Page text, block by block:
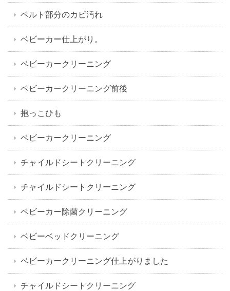
ベルト部分のカビ汚れ
ベビーカー仕上がり。
ベビーカークリーニング
ベビーカークリーニング前後
抱っこひも
ベビーカークリーニング
チャイルドシートクリーニング
チャイルドシートクリーニング
ベビーカー除菌クリーニング
ベビーベッドクリーニング
ベビーカークリーニング仕上がりました
チャイルドシートクリーニング